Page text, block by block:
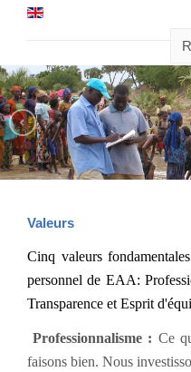
Valeurs
Cinq valeurs
personnel de EAA:
Transparence et Esprit
Professionnalisme : Ce
faisons bien. Nous